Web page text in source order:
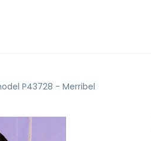
P43728 - Merribel